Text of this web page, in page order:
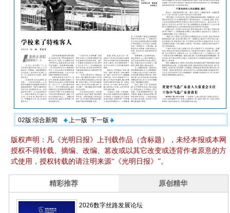
02版:综合新闻 上一版 下一版
版权声明：凡《光明日报》上刊载作品（含标题），未经本报或本网
授权不得转载、摘编、改编、篡改或以其它改变或违背作者原意的方
式使用，授权转载的请注明来源“《光明日报》”。